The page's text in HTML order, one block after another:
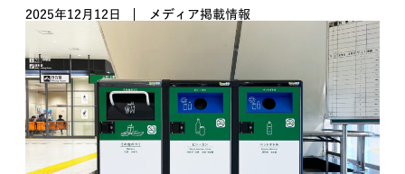
2025年12月12日 メディア掲載情報